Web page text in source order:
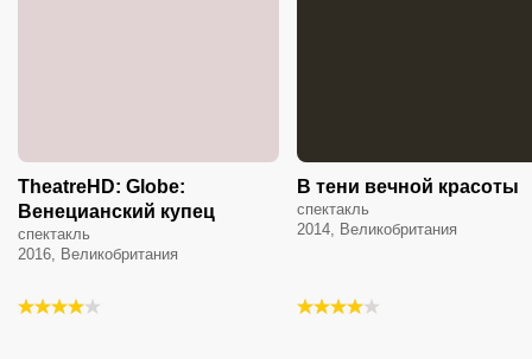
TheatreHD: Globe:
Венецианский купец
спектакль
2016, Великобритания
В тени вечной красоты
спектакль
2014, Великобритания